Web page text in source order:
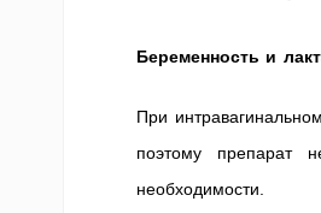
Беременность и
При
поэтому препарат
необходимости.